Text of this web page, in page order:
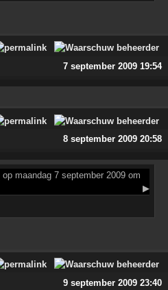
7 september 2009 19:54
8 september 2009 20:58
op maandag 7 september 2009 om
▶
9 september 2009 23:40